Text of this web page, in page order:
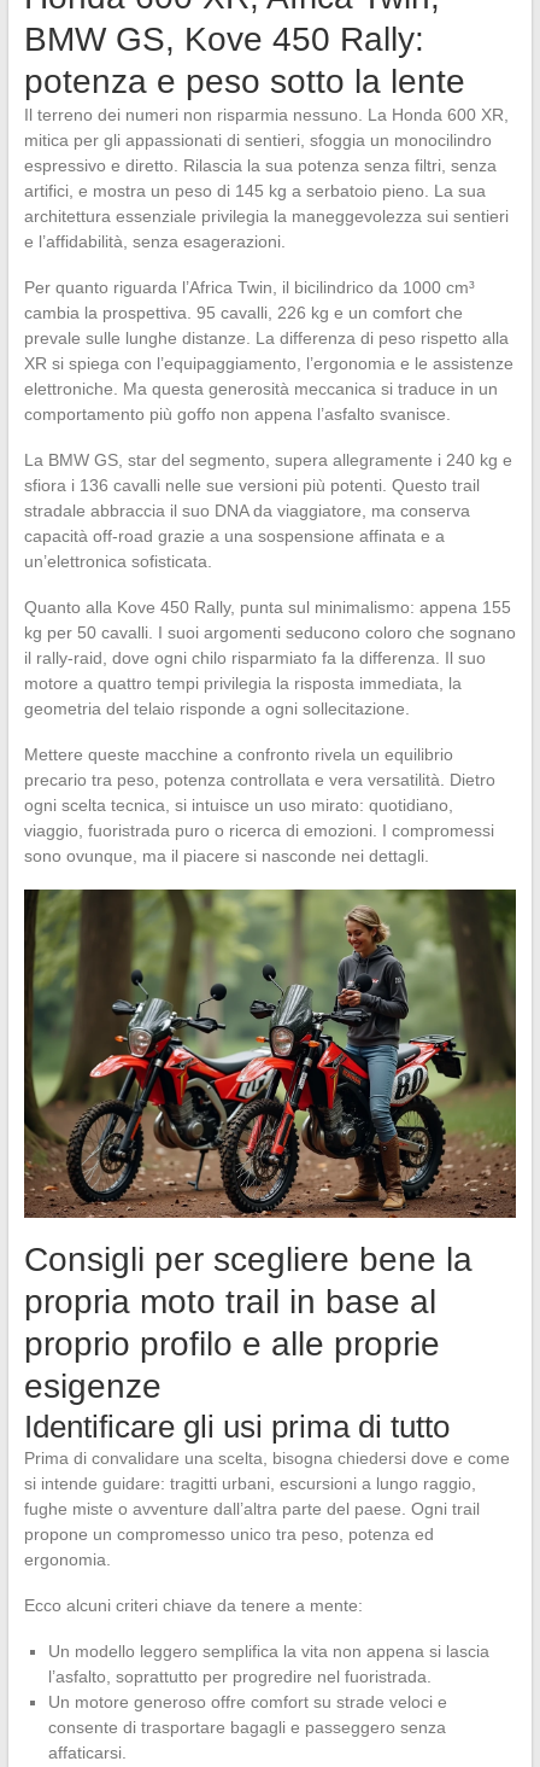
BMW GS, Kove 450 Rally:
potenza e peso sotto la lente
Il terreno dei numeri non risparmia nessuno. La Honda 600 XR,
mitica per gli appassionati di sentieri, sfoggia un monocilindro
espressivo e diretto. Rilascia la sua potenza senza filtri, senza
artifici, e mostra un peso di 145 kg a serbatoio pieno. La sua
architettura essenziale privilegia la maneggevolezza sui sentieri
e l’affidabilità, senza esagerazioni.
Per quanto riguarda l’Africa Twin, il bicilindrico da 1000 cm³
cambia la prospettiva. 95 cavalli, 226 kg e un comfort che
prevale sulle lunghe distanze. La differenza di peso rispetto alla
XR si spiega con l’equipaggiamento, l’ergonomia e le assistenze
elettroniche. Ma questa generosità meccanica si traduce in un
comportamento più goffo non appena l’asfalto svanisce.
La BMW GS, star del segmento, supera allegramente i 240 kg e
sfiora i 136 cavalli nelle sue versioni più potenti. Questo trail
stradale abbraccia il suo DNA da viaggiatore, ma conserva
capacità off-road grazie a una sospensione affinata e a
un’elettronica sofisticata.
Quanto alla Kove 450 Rally, punta sul minimalismo: appena 155
kg per 50 cavalli. I suoi argomenti seducono coloro che sognano
il rally-raid, dove ogni chilo risparmiato fa la differenza. Il suo
motore a quattro tempi privilegia la risposta immediata, la
geometria del telaio risponde a ogni sollecitazione.
Mettere queste macchine a confronto rivela un equilibrio
precario tra peso, potenza controllata e vera versatilità. Dietro
ogni scelta tecnica, si intuisce un uso mirato: quotidiano,
viaggio, fuoristrada puro o ricerca di emozioni. I compromessi
sono ovunque, ma il piacere si nasconde nei dettagli.
Consigli per scegliere bene la
propria moto trail in base al
proprio profilo e alle proprie
esigenze
Identificare gli usi prima di tutto
Prima di convalidare una scelta, bisogna chiedersi dove e come
si intende guidare: tragitti urbani, escursioni a lungo raggio,
fughe miste o avventure dall’altra parte del paese. Ogni trail
propone un compromesso unico tra peso, potenza ed
ergonomia.
Ecco alcuni criteri chiave da tenere a mente:
Un modello leggero semplifica la vita non appena si lascia
l’asfalto, soprattutto per progredire nel fuoristrada.
Un motore generoso offre comfort su strade veloci e
consente di trasportare bagagli e passeggero senza
affaticarsi.